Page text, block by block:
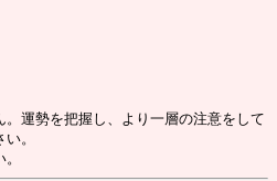
運勢を把握し、より一層の注意をして
。